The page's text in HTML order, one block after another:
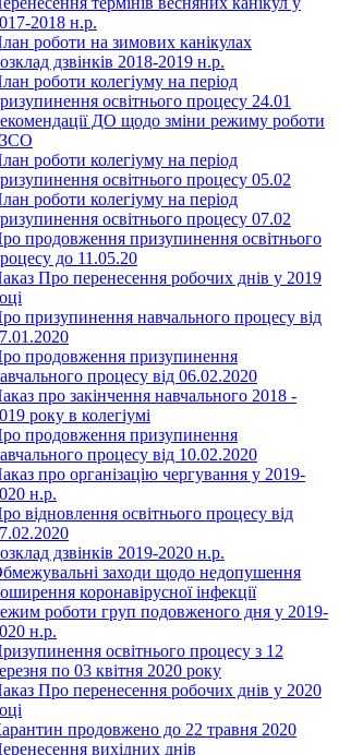
2018 н.р.
роботи на зимових канікулах
дзвінків 2018-2019 н.р.
роботи колегіуму на період
освітнього процесу 24.01
ДО щодо зміни режиму роботи
роботи колегіуму на період
освітнього процесу 05.02
роботи колегіуму на період
освітнього процесу 07.02
продовження призупинення освітнього
до 11.05.20
Про перенесення робочих днів у 2019
призупинення навчального процесу від
продовження призупинення
процесу від 06.02.2020
про закінчення навчального 2018 -
року в колегіумі
продовження призупинення
процесу від 10.02.2020
про організацію чергування у 2019-
н.р.
відновлення освітнього процесу від
дзвінків 2019-2020 н.р.
заходи щодо недопушення
коронавірусної інфекції
роботи груп подовженого дня у 2019-
н.р.
освітнього процесу з 12
по 03 квітня 2020 року
Про перенесення робочих днів у 2020
продовжено до 22 травня 2020
вихідних днів